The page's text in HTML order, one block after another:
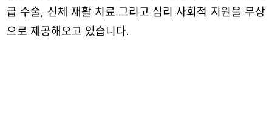
급 수술, 신체 재활 치료 그리고 심리 사회적 지원을 무상
으로 제공해오고 있습니다.